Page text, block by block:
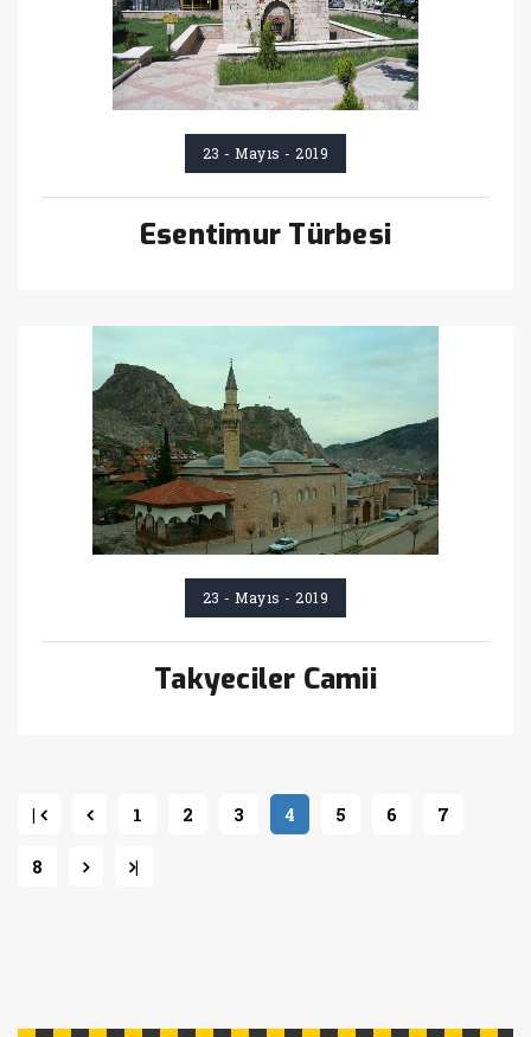
23 - Mayıs - 2019
Esentimur Türbesi
23 - Mayıs - 2019
Takyeciler Camii
| 1 2 3 4 5 6 7
8 |